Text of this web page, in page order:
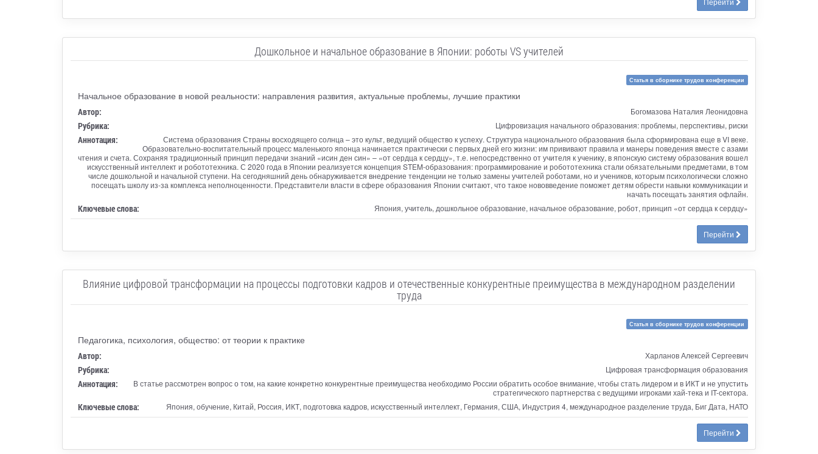
Дошкольное и начальное образование в Японии: роботы VS учителей
Статья в сборнике трудов конференции
Начальное образование в новой реальности: направления развития, актуальные проблемы, лучшие практики
Автор: Богомазова Наталия Леонидовна
Рубрика: Цифровизация начального образования: проблемы, перспективы, риски
Аннотация:
Система образования Страны восходящего солнца – это культ, ведущий общество к успеху. Структура национального образования была сформирована еще в VI веке.
Образовательно-воспитательный процесс маленького японца начинается практически с первых дней его жизни: им прививают правила и манеры поведения вместе с азами
чтения и счета. Сохраняя традиционный принцип передачи знаний «исин ден син» – «от сердца к сердцу», т.е. непосредственно от учителя к ученику, в японскую систему образования вошел
искусственный интеллект и робототехника. С 2020 года в Японии реализуется концепция STEM-образования: программирование и робототехника стали обязательными предметами, в том
числе дошкольной и начальной ступени. На сегодняшний день обнаруживается внедрение тенденции не только замены учителей роботами, но и учеников, которым психологически сложно
посещать школу из-за комплекса неполноценности. Представители власти в сфере образования Японии считают, что такое нововведение поможет детям обрести навыки коммуникации и
начать посещать занятия офлайн.
Ключевые слова: Япония, учитель, дошкольное образование, начальное образование, робот, принцип «от сердца к сердцу»
Перейти
Влияние цифровой трансформации на процессы подготовки кадров и отечественные конкурентные преимущества в международном разделении
труда
Статья в сборнике трудов конференции
Педагогика, психология, общество: от теории к практике
Автор: Харланов Алексей Сергеевич
Рубрика: Цифровая трансформация образования
Аннотация:
В статье рассмотрен вопрос о том, на какие конкретно конкурентные преимущества необходимо России обратить особое внимание, чтобы стать лидером и в ИКТ и не упустить
стратегического партнерства с ведущими игроками хай-тека и IT-сектора.
Ключевые слова: Япония, обучение, Китай, Россия, ИКТ, подготовка кадров, искусственный интеллект, Германия, США, Индустрия 4, международное разделение труда, Биг Дата, НАТО
Перейти